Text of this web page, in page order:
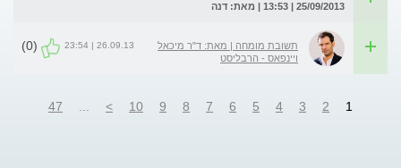
25/09/2013 | 13:53 | מאת: דנה
תשובת מומחה | מאת: ד"ר מיכאל
ויינפאס - הרבליסט
26.09.13 | 23:54
(0)
1
2
3
4
5
6
7
8
9
10
>
47